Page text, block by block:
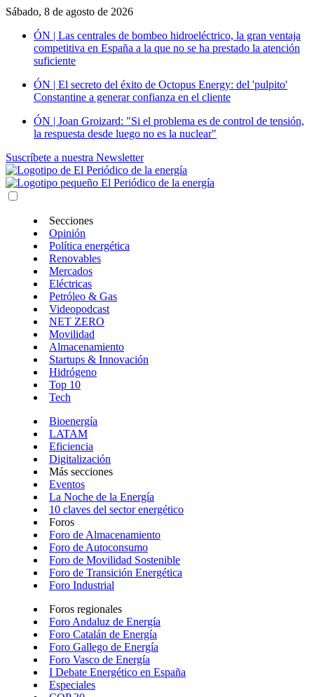
Sábado, 8 de agosto de 2026
ÓN | Las centrales de bombeo hidroeléctrico, la gran ventaja
competitiva en España a la que no se ha prestado la atención
suficiente
ÓN | El secreto del éxito de Octopus Energy: del 'pulpito'
Constantine a generar confianza en el cliente
ÓN | Joan Groizard: "Si el problema es de control de tensión,
la respuesta desde luego no es la nuclear"
Suscríbete a nuestra Newsletter
Secciones
Opinión
Política energética
Renovables
Mercados
Eléctricas
Petróleo & Gas
Videopodcast
NET ZERO
Movilidad
Almacenamiento
Startups & Innovación
Hidrógeno
Top 10
Tech
Bioenergía
LATAM
Eficiencia
Digitalización
Más secciones
Eventos
La Noche de la Energía
10 claves del sector energético
Foros
Foro de Almacenamiento
Foro de Autoconsumo
Foro de Movilidad Sostenible
Foro de Transición Energética
Foro Industrial
Foros regionales
Foro Andaluz de Energía
Foro Catalán de Energía
Foro Gallego de Energía
Foro Vasco de Energía
I Debate Energético en España
Especiales